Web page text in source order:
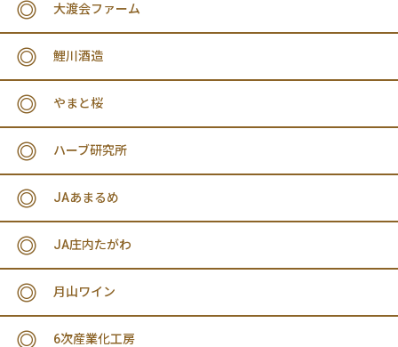
大渡会ファーム
鯉川酒造
やまと桜
ハーブ研究所
JAあまるめ
JA庄内たがわ
月山ワイン
6次産業化工房